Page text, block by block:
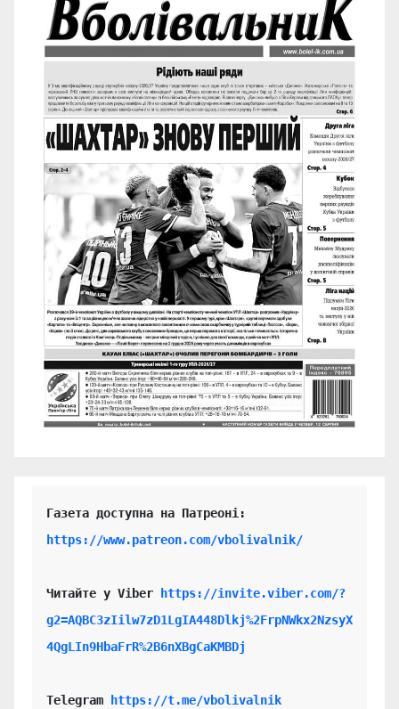
https://www.patreon.com/vbolivalnik/
Читайте у Viber
https://invite.viber.com/?
g2=AQBC3zIilw7zD1LgIA448Dlkj%2FrpNWkx2NzsyX
4QgLIn9HbaFrR%2B6nXBgCaKMBDj
Telegram https://t.me/vbolivalnik